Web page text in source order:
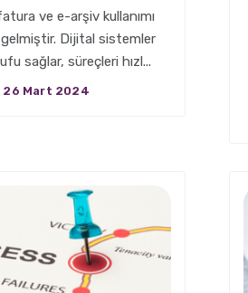
ve e-arşiv kullanımı
Dijital sistemler
sağlar, süreçleri hızl...
26 Mart 2024